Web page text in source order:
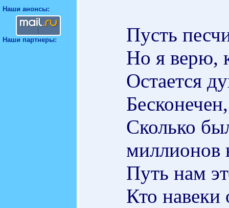
Наши анонсы:
Наши партнеры:
Пусть
Но я верю,
Остается
Сколько
миллионов
Путь нам
Кто навеки